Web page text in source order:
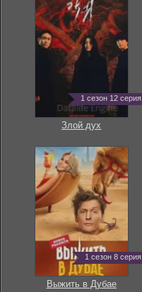
1 сезон 12 серия
Злой дух
1 сезон 8 серия
Выжить в Дубае